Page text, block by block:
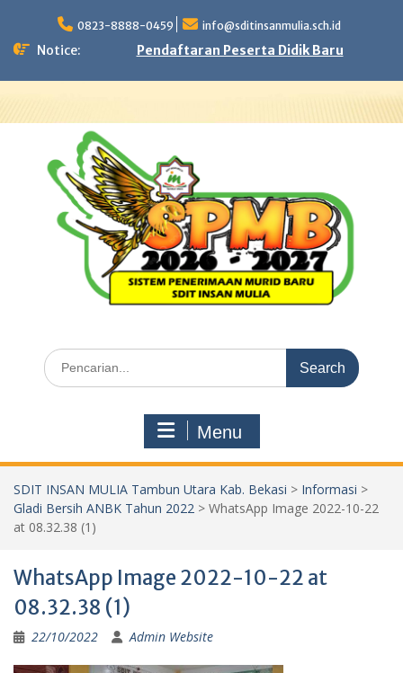
content
0823-8888-0459 info@sditinsanmulia.sch.id
Notice: Pendaftaran Peserta Didik Baru
Search
for:
Menu
SDIT INSAN MULIA Tambun Utara Kab. Bekasi > Informasi >
Gladi Bersih ANBK Tahun 2022 > WhatsApp Image 2022-10-22
at 08.32.38 (1)
WhatsApp Image 2022-10-22 at
08.32.38 (1)
22/10/2022 Admin Website